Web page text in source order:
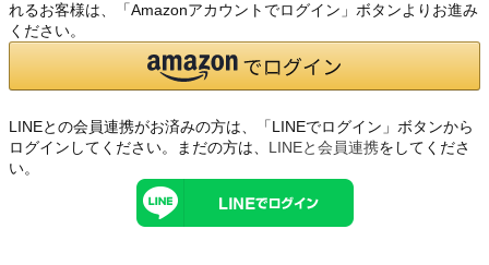
れるお客様は、「Amazonアカウントでログイン」ボタンよりお進み
ください。
LINEとの会員連携がお済みの方は、「LINEでログイン」ボタンから
ログインしてください。まだの方は、 LINEと会員連携をしてくださ
い。